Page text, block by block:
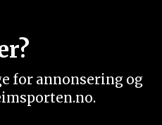
for annonsering og